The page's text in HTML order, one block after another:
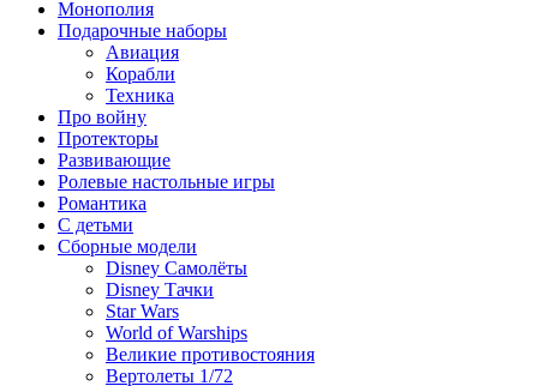
Монополия
Подарочные наборы
Авиация
Корабли
Техника
Про войну
Протекторы
Развивающие
Ролевые настольные игры
Романтика
С детьми
Сборные модели
Disney Самолёты
Disney Тачки
Star Wars
World of Warships
Великие противостояния
Вертолеты 1/72